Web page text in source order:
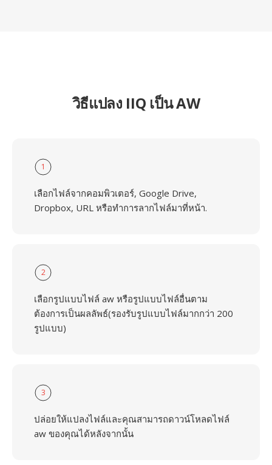
วิธีแปลง IIQ เป็น AW
1
เลือกไฟล์จากคอมพิวเตอร์, Google Drive,
Dropbox, URL หรือทำการลากไฟล์มาที่หน้า.
2
เลือกรูปแบบไฟล์ aw หรือรูปแบบไฟล์อื่นตาม
ต้องการเป็นผลลัพธ์(รองรับรูปแบบไฟล์มากกว่า 200
รูปแบบ)
3
ปล่อยให้แปลงไฟล์และคุณสามารถดาวน์โหลดไฟล์
aw ของคุณได้หลังจากนั้น